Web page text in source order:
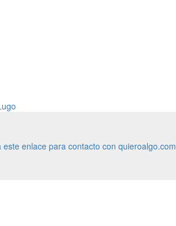
este enlace para contacto con quieroalgo.com